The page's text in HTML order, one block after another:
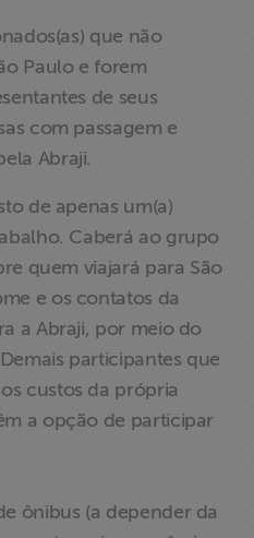
que não
Paulo e forem
de seus
com passagem e
Abraji.
de apenas um(a)
Caberá ao grupo
quem viajará para São
e os contatos da
a Abraji, por meio do
participantes que
custos da própria
a opção de participar
ônibus (a depender da